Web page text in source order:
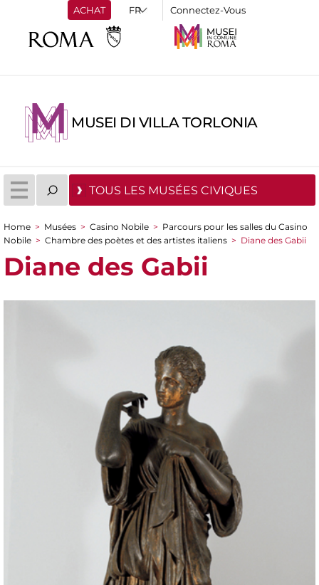
ACHAT Connectez-Vous
MUSEI DI VILLA TORLONIA
TOUS LES MUSÉES CIVIQUES
You are here
Home > Musées > Casino Nobile > Parcours pour les salles du Casino
Nobile > Chambre des poètes et des artistes italiens > Diane des Gabii
Diane des Gabii